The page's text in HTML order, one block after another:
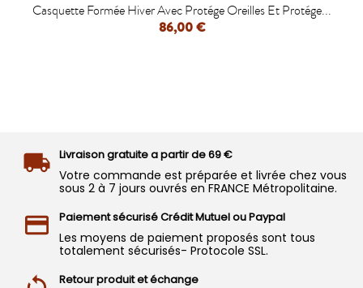
Casquette Formée Hiver Avec Protége Oreilles Et Protége...
86,00 €
Livraison gratuite a partir de 69 €
Votre commande est préparée et livrée chez vous
sous 2 à 7 jours ouvrés en FRANCE Métropolitaine.
Paiement sécurisé Crédit Mutuel ou Paypal
Les moyens de paiement proposés sont tous
totalement sécurisés- Protocole SSL.
Retour produit et échange